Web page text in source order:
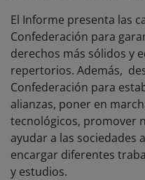
El Informe presenta las
Confederación para
derechos más sólidos y
repertorios. Además,
Confederación para
alianzas, poner en
tecnológicos, promover
ayudar a las sociedades
encargar diferentes
y estudios.